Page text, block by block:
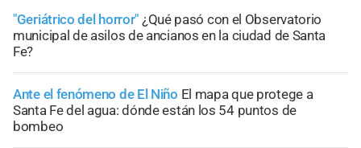
"Geriátrico del horror" ¿Qué pasó con el Observatorio
municipal de asilos de ancianos en la ciudad de Santa
Fe?
Ante el fenómeno de El Niño El mapa que protege a
Santa Fe del agua: dónde están los 54 puntos de
bombeo